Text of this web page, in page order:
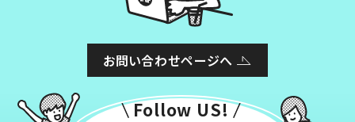
お問い合わせページへ
Follow US!